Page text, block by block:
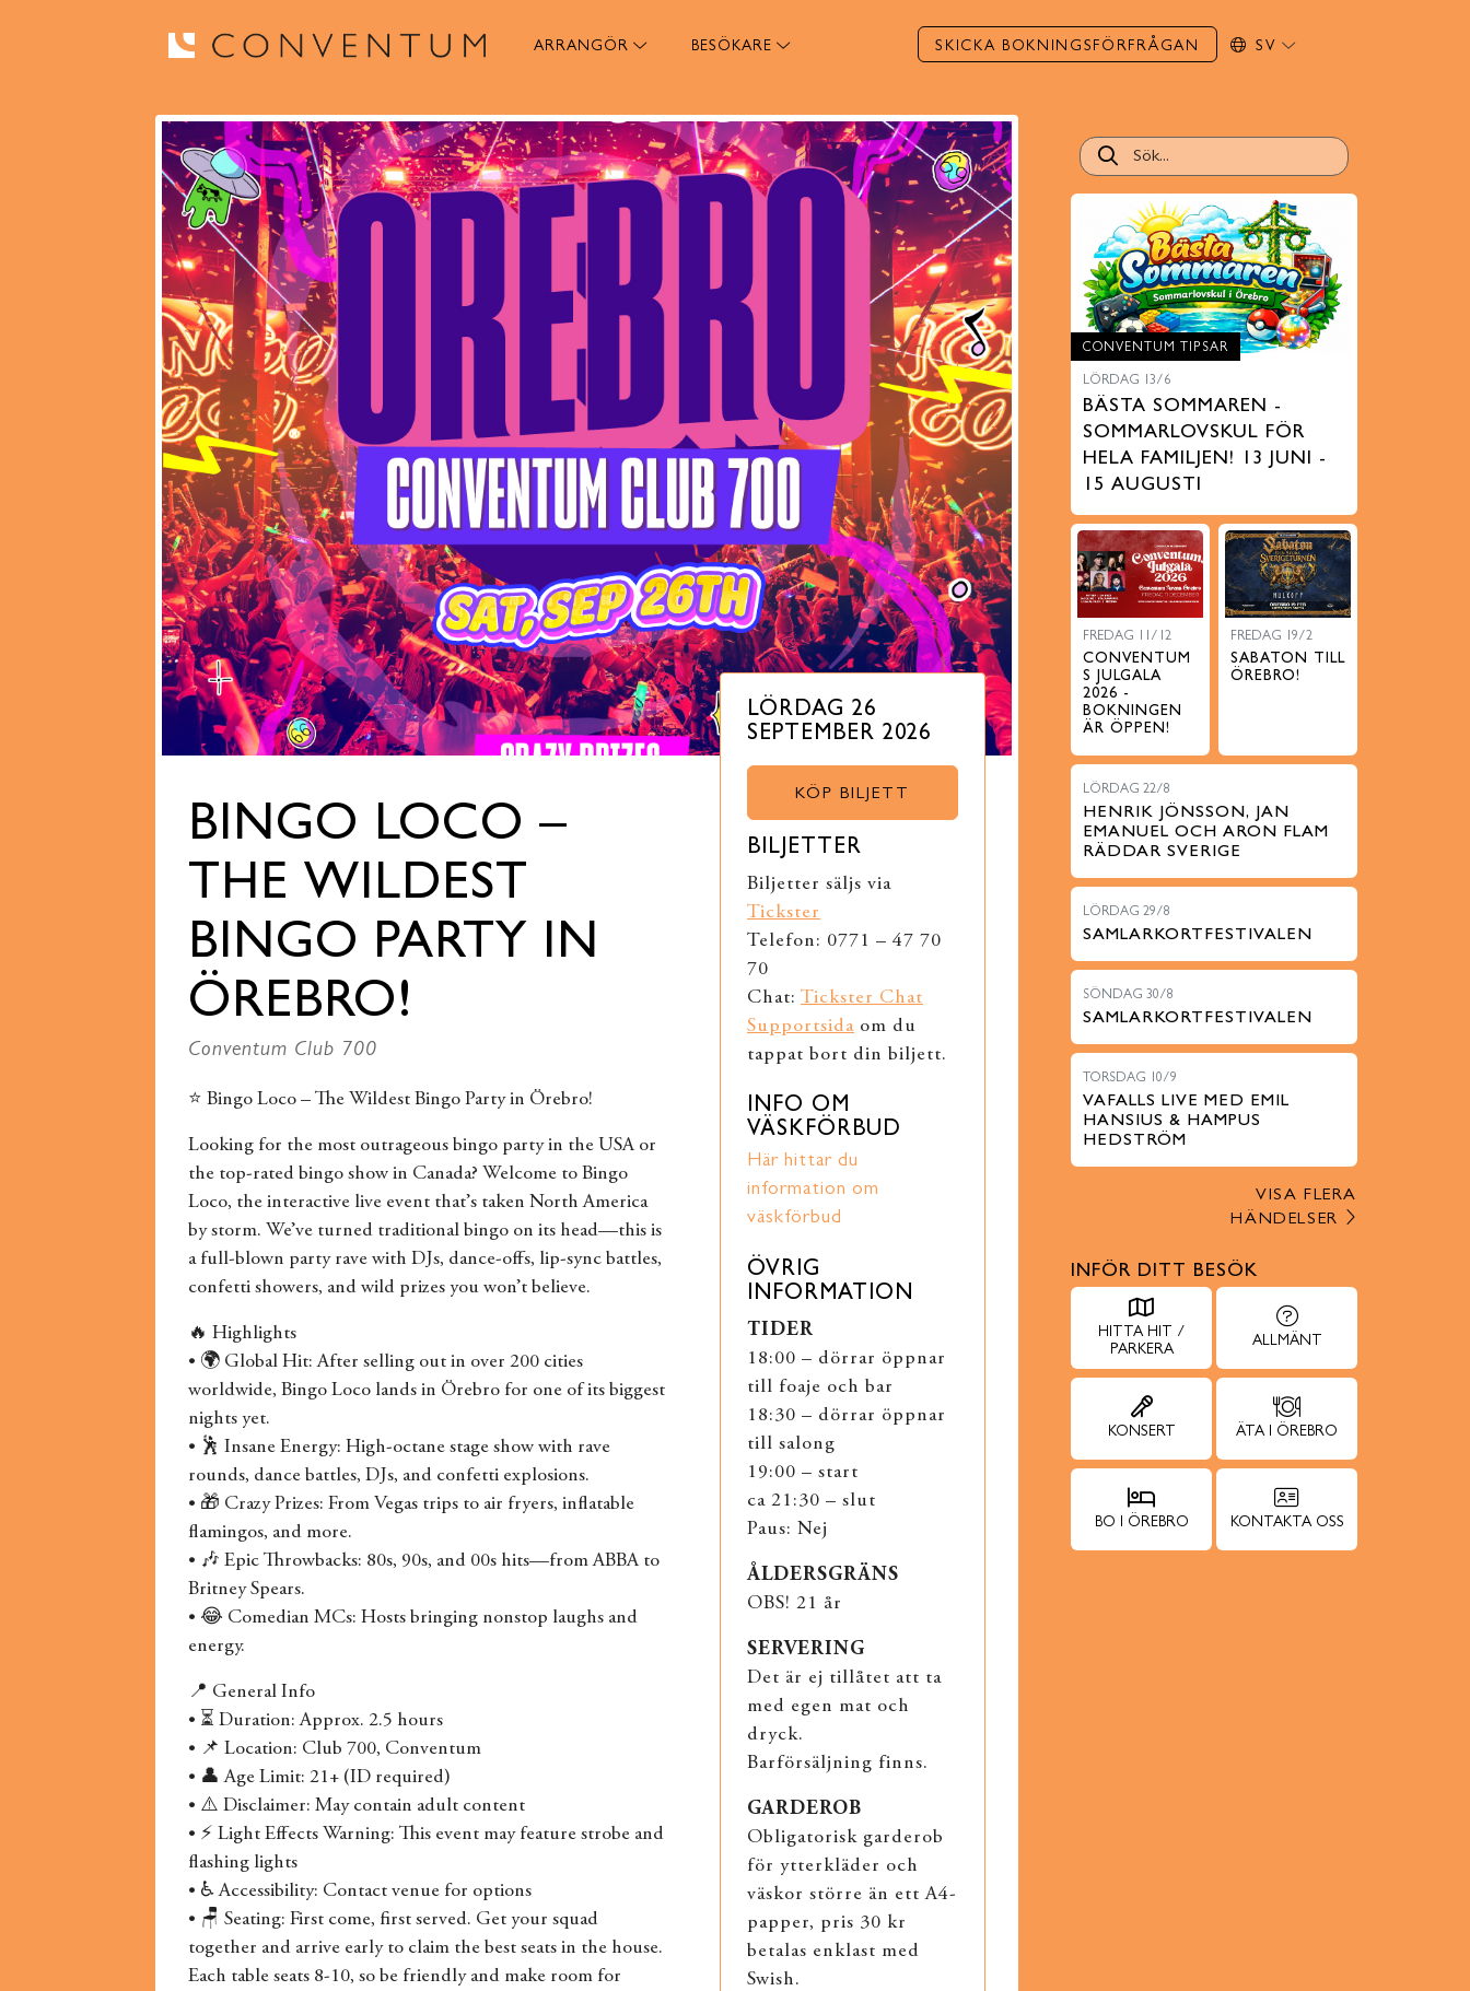
ARRANGÖR BESÖKARE SKICKA BOKNINGSFÖRFRÅGAN SV
BINGO LOCO –
THE WILDEST
BINGO PARTY IN
ÖREBRO!
Conventum Club 700
⭐ Bingo Loco – The Wildest Bingo Party in Örebro!
Looking for the most outrageous bingo party in the USA or
the top-rated bingo show in Canada? Welcome to Bingo
Loco, the interactive live event that’s taken North America
by storm. We’ve turned traditional bingo on its head—this is
a full-blown party rave with DJs, dance-offs, lip-sync battles,
confetti showers, and wild prizes you won’t believe.
🔥 Highlights
• 🌍 Global Hit: After selling out in over 200 cities
worldwide, Bingo Loco lands in Örebro for one of its biggest
nights yet.
• 🕺 Insane Energy: High-octane stage show with rave
rounds, dance battles, DJs, and confetti explosions.
• 🎁 Crazy Prizes: From Vegas trips to air fryers, inflatable
flamingos, and more.
• 🎶 Epic Throwbacks: 80s, 90s, and 00s hits—from ABBA to
Britney Spears.
• 😂 Comedian MCs: Hosts bringing nonstop laughs and
energy.
📍 General Info
• ⏳ Duration: Approx. 2.5 hours
• 📌 Location: Club 700, Conventum
• 👤 Age Limit: 21+ (ID required)
• ⚠️ Disclaimer: May contain adult content
• ⚡ Light Effects Warning: This event may feature strobe and
flashing lights
• ♿ Accessibility: Contact venue for options
• 🪑 Seating: First come, first served. Get your squad
together and arrive early to claim the best seats in the house.
Each table seats 8-10, so be friendly and make room for
LÖRDAG 26
SEPTEMBER 2026
KÖP BILJETT
BILJETTER
Biljetter säljs via
Tickster
Telefon: 0771 – 47 70
70
Chat: Tickster Chat
Supportsida om du
tappat bort din biljett.
INFO OM
VÄSKFÖRBUD
Här hittar du
information om
väskförbud
ÖVRIG
INFORMATION
TIDER
18:00 – dörrar öppnar
till foaje och bar
18:30 – dörrar öppnar
till salong
19:00 – start
ca 21:30 – slut
Paus: Nej
ÅLDERSGRÄNS
OBS! 21 år
SERVERING
Det är ej tillåtet att ta
med egen mat och
dryck.
Barförsäljning finns.
GARDEROB
Obligatorisk garderob
för ytterkläder och
väskor större än ett A4-
papper, pris 30 kr
betalas enklast med
Swish.
CONVENTUM TIPSAR
LÖRDAG 13/6
BÄSTA SOMMAREN -
SOMMARLOVSKUL FÖR
HELA FAMILJEN! 13 JUNI -
15 AUGUSTI
FREDAG 11/12
CONVENTUM
S JULGALA
2026 -
BOKNINGEN
ÄR ÖPPEN!
FREDAG 19/2
SABATON TILL
ÖREBRO!
LÖRDAG 22/8
HENRIK JÖNSSON, JAN
EMANUEL OCH ARON FLAM
RÄDDAR SVERIGE
LÖRDAG 29/8
SAMLARKORTFESTIVALEN
SÖNDAG 30/8
SAMLARKORTFESTIVALEN
TORSDAG 10/9
VAFALLS LIVE MED EMIL
HANSIUS & HAMPUS
HEDSTRÖM
VISA FLERA
HÄNDELSER
INFÖR DITT BESÖK
HITTA HIT /
PARKERA
ALLMÄNT
KONSERT ÄTA I ÖREBRO
BO I ÖREBRO KONTAKTA OSS